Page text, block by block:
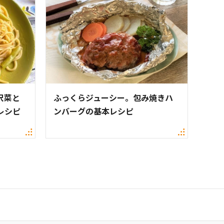
菜と
シピ
ふっくらジューシー。包み焼きハ
ンバーグの基本レシピ